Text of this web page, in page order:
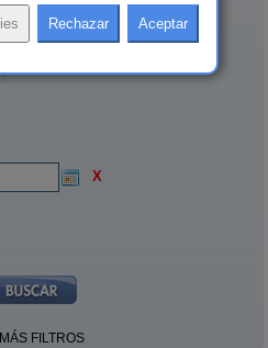
X
MÁS FILTROS